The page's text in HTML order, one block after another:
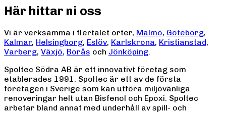
Här hittar ni oss
Vi är verksamma i flertalet orter, Malmö, Göteborg,
Kalmar, Helsingborg, Eslöv, Karlskrona, Kristianstad,
Varberg, Växjö, Borås och Jönköping.
Spoltec Södra AB är ett innovativt företag som
etablerades 1991. Spoltec är ett av de första
företagen i Sverige som kan utföra miljövänliga
renoveringar helt utan Bisfenol och Epoxi. Spoltec
arbetar bland annat med underhåll av spill- och